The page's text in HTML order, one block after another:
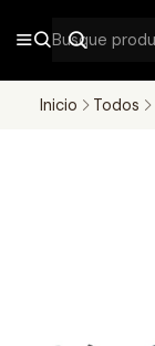
Inicio Todos